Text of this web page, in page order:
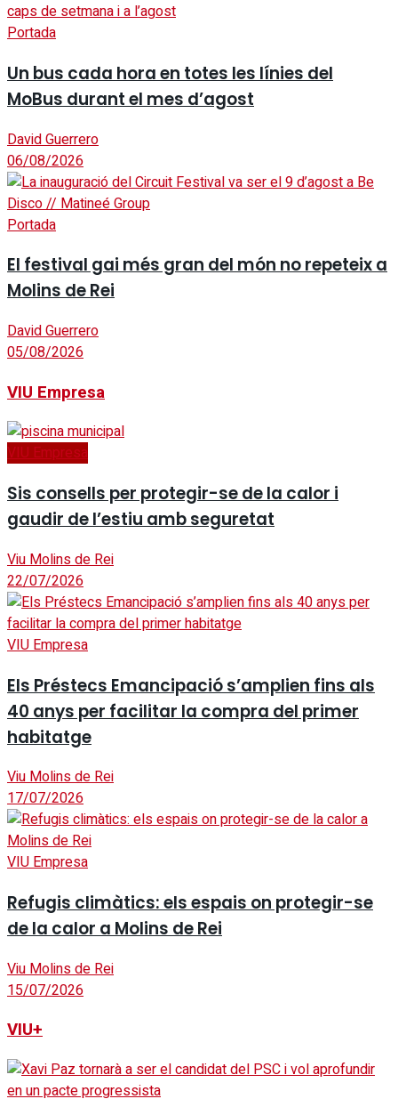
Portada
Un bus cada hora en totes les línies del
MoBus durant el mes d’agost
David Guerrero
06/08/2026
Portada
El festival gai més gran del món no repeteix a
Molins de Rei
David Guerrero
05/08/2026
VIU Empresa
VIU Empresa
Sis consells per protegir-se de la calor i
gaudir de l’estiu amb seguretat
Viu Molins de Rei
22/07/2026
VIU Empresa
Els Préstecs Emancipació s’amplien fins als
40 anys per facilitar la compra del primer
habitatge
Viu Molins de Rei
17/07/2026
VIU Empresa
Refugis climàtics: els espais on protegir-se
de la calor a Molins de Rei
Viu Molins de Rei
15/07/2026
VIU+